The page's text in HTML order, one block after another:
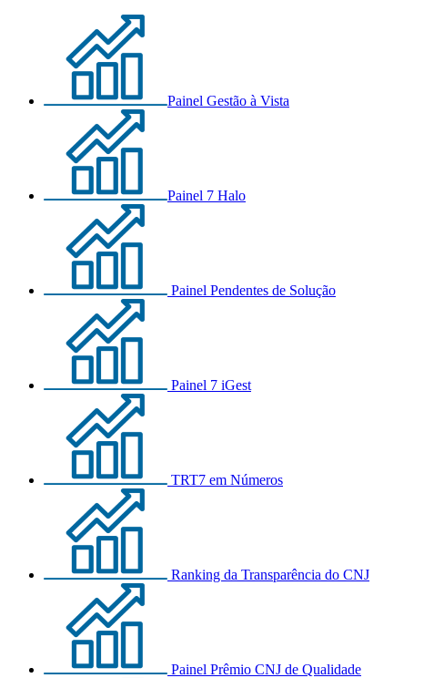
Painel Gestão à Vista
Painel 7 Halo
Painel Pendentes de Solução
Painel 7 iGest
TRT7 em Números
Ranking da Transparência do CNJ
Painel Prêmio CNJ de Qualidade